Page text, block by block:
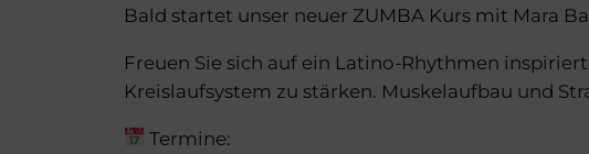
Bald startet unser neuer ZUMBA Kurs mit Mara
Freuen Sie sich auf ein Latino-Rhythmen
Kreislaufsystem zu stärken. Muskelaufbau und
Termine: